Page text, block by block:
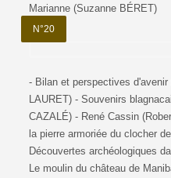
Marianne (Suzanne BÉRET)
N°20
- Bilan et perspectives
LAURET) - Souvenirs
CAZALÉ) - René Cassin
la pierre armoriée du clocher
Découvertes archéologiques
Le moulin du château de